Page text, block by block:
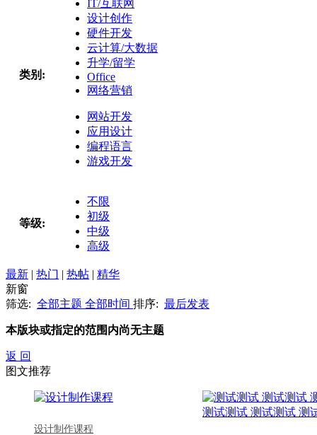
类别:
IT/互联网
设计创作
硬件开发
云计算/大数据
升学/留学
Office
网络营销
网站开发
应用设计
编程语言
游戏开发
等级:
不限
初级
中级
高级
最新 | 热门 | 热帖 | 精华
新窗
筛选: 全部主题 全部时间 排序: 最后发表
本版块或指定的范围内尚无主题
返 回
图文推荐
设计制作课程